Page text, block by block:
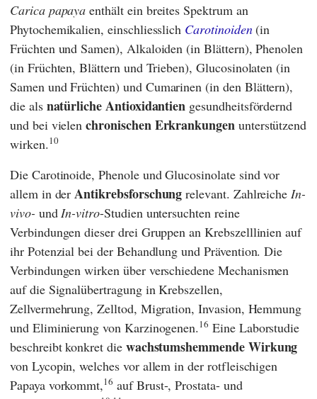
Carica papaya enthält ein breites Spektrum an
Phytochemikalien, einschliesslich Carotinoiden(in
Früchten und Samen), Alkaloiden (in Blättern), Phenolen
(in Früchten, Blättern und Trieben), Glucosinolaten (in
Samen und Früchten) und Cumarinen (in den Blättern),
die als natürliche Antioxidantien gesundheitsfördernd
und bei vielenchronischen Erkrankungen unterstützend
wirken.10
Die Carotinoide, Phenole und Glucosinolate sind vor
allem in der Antikrebsforschung relevant. Zahlreiche In-
vivo- und In-vitro-Studien untersuchten reine
Verbindungen dieser drei Gruppen an Krebszelllinien auf
ihr Potenzial bei der Behandlung und Prävention. Die
Verbindungen wirken über verschiedene Mechanismen
auf die Signalübertragung in Krebszellen,
Zellvermehrung, Zelltod, Migration, Invasion, Hemmung
und Eliminierung von Karzinogenen.16 Eine Laborstudie
beschreibt konkret die wachstumshemmende Wirkung
von Lycopin, welches vor allem in der rotfleischigen
Papaya vorkommt,16 auf Brust-, Prostata- und